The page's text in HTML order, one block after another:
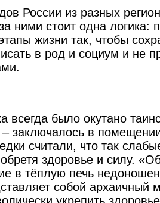
России из разных
ними стоит одна логика:
жизни так, чтобы
в род и социум и не
всегда было окутано
– заключалось в
считали, что так
здоровье и силу.
в тёплую печь
собой архаичный